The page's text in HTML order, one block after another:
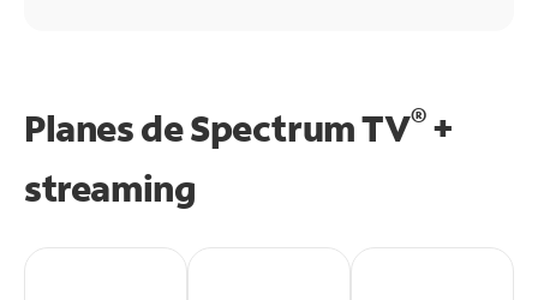
Planes de Spectrum TV®+
streaming